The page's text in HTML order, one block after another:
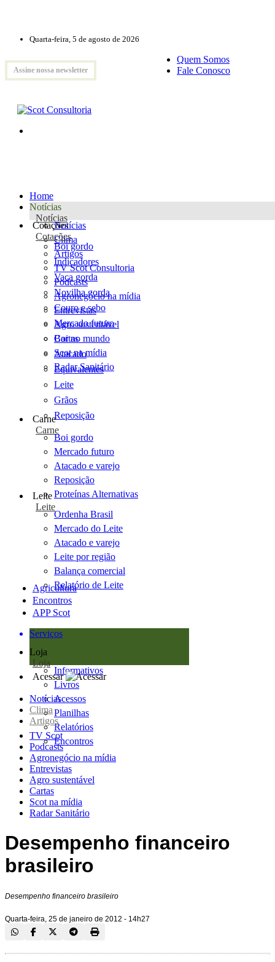
Quarta-feira, 5 de agosto de 2026
Assine nossa newsletter
Quem Somos
Fale Conosco
Home
Notícias
Notícias
Notícias
Clima
Artigos
TV Scot Consultoria
Podcasts
Agronegócio na mídia
Entrevistas
Agro sustentável
Cartas
Scot na mídia
Radar Sanitário
Cotações
Cotações
Boi gordo
Indicadores
Vaca gorda
Novilha gorda
Couro e sebo
Mercado futuro
Boi no mundo
Atacado
Equivalentes
Leite
Grãos
Reposição
Carne
Carne
Boi gordo
Mercado futuro
Atacado e varejo
Reposição
Proteínas Alternativas
Leite
Leite
Ordenha Brasil
Mercado do Leite
Atacado e varejo
Leite por região
Balança comercial
Relatório de Leite
Agricultura
Encontros
APP Scot
Serviços
Loja
Loja
Informativos
Livros
Acessos
Planilhas
Relatórios
Encontros
Acessar
Notícias
Clima
Artigos
TV Scot
Podcasts
Agronegócio na mídia
Entrevistas
Agro sustentável
Cartas
Scot na mídia
Radar Sanitário
Desempenho financeiro
brasileiro
Desempenho financeiro brasileiro
Quarta-feira, 25 de janeiro de 2012 - 14h27